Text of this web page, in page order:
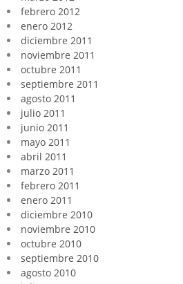
febrero 2012
enero 2012
diciembre 2011
noviembre 2011
octubre 2011
septiembre 2011
agosto 2011
julio 2011
junio 2011
mayo 2011
abril 2011
marzo 2011
febrero 2011
enero 2011
diciembre 2010
noviembre 2010
octubre 2010
septiembre 2010
agosto 2010